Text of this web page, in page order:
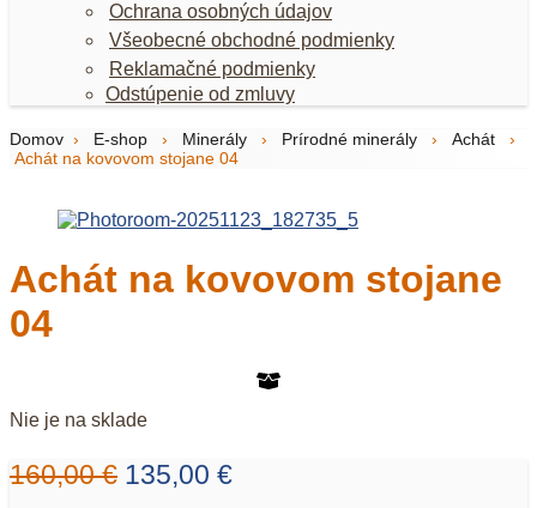
Ochrana osobných údajov
Všeobecné obchodné podmienky
Reklamačné podmienky
Odstúpenie od zmluvy
Domov › E-shop › Minerály › Prírodné minerály › Achát
›
Achát na kovovom stojane 04
Achát na kovovom stojane
04
Nie je na sklade
160,00€ Pôvodná
135,00 €Aktuálna